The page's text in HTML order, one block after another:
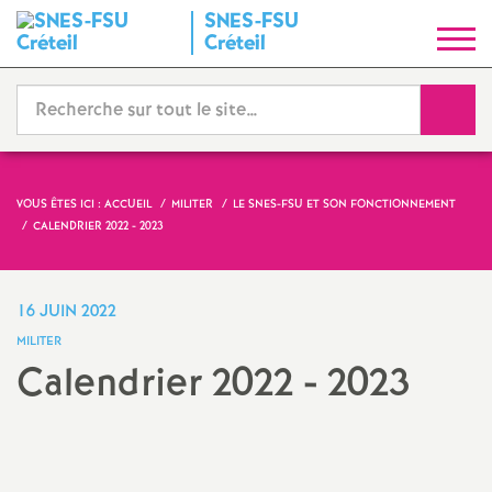
SNES-FSU
Créteil
y
n
d
i
a
VOUS ÊTES ICI : ACCUEIL MILITER
LE SNES-FSU ET SON FONCTIONNEMENT
CALENDRIER 2022 - 2023
16 JUIN 2022
MILITER
Calendrier 2022 - 2023